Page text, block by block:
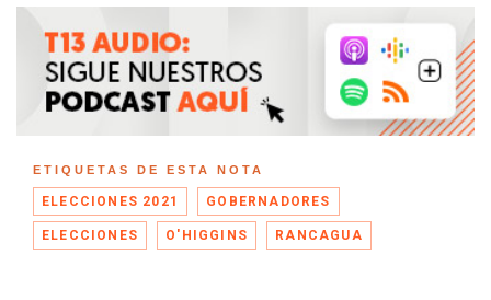
ETIQUETAS DE ESTA NOTA
ELECCIONES 2021 GOBERNADORES
ELECCIONES O'HIGGINS RANCAGUA